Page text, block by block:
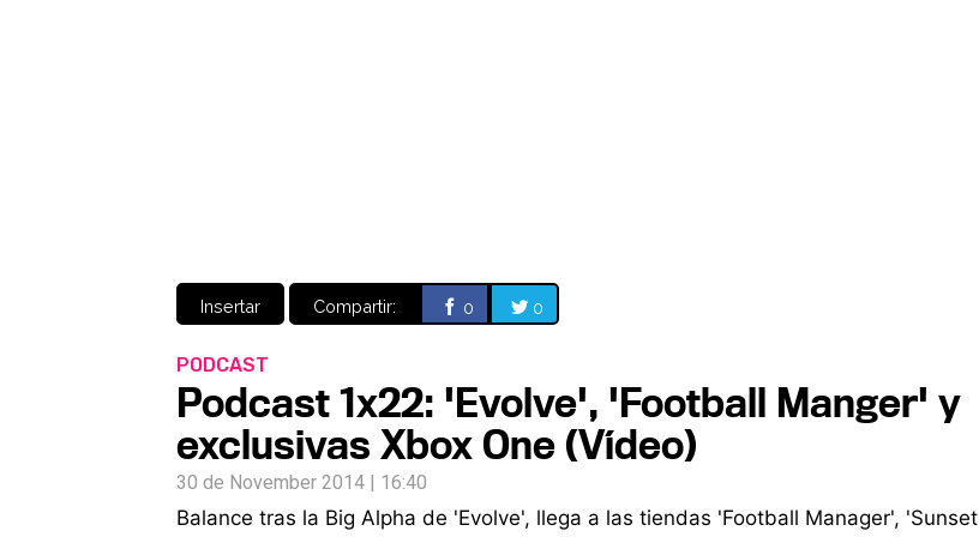
Insertar Compartir: 0 0
PODCAST
Podcast 1x22: 'Evolve', 'Football Manger' y
exclusivas Xbox One (Vídeo)
30 de November 2014 | 16:40
Balance tras la Big Alpha de 'Evolve', llega a las tiendas 'Football Manager', 'Sunset